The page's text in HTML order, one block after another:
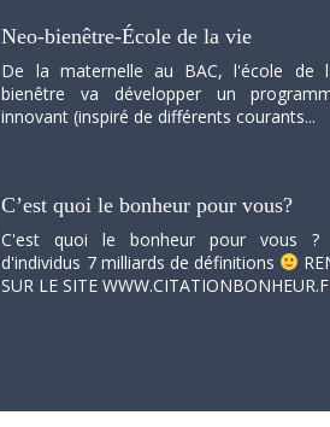
Neo-bienêtre-École de la vie
De la maternelle au BAC, l'école de
bienêtre va développer un
innovant (inspiré de différents courants...
C’est quoi le bonheur pour vous?
C'est quoi le bonheur pour vous ?
d'individus 7 milliards de définitions
SUR LE SITE